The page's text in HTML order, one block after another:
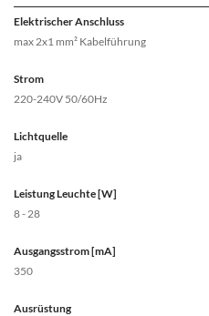
Elektrischer Anschluss
max 2x1 mm² Kabelführung
Strom
220-240V 50/60Hz
Lichtquelle
ja
Leistung Leuchte [W]
8 - 28
Ausgangsstrom [mA]
350
Ausrüstung